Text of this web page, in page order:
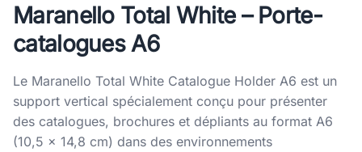
Maranello Total White – Porte-
catalogues A6
Le Maranello Total White Catalogue Holder A6 est un
support vertical spécialement conçu pour présenter
des catalogues, brochures et dépliants au format A6
(10,5 × 14,8 cm) dans des environnements